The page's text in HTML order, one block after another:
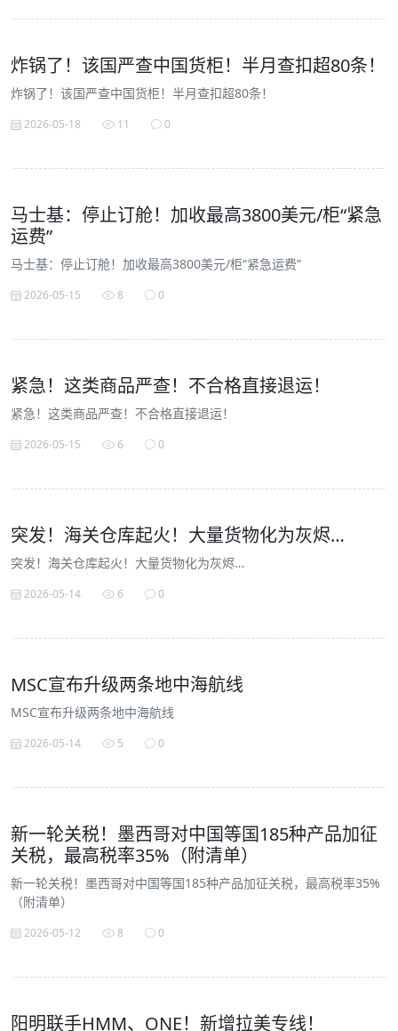
炸锅了！该国严查中国货柜！半月查扣超80条！
炸锅了！该国严查中国货柜！半月查扣超80条！
2026-05-18 11 0
马士基：停止订舱！加收最高3800美元/柜“紧急
运费”
马士基：停止订舱！加收最高3800美元/柜“紧急运费”
2026-05-15 8 0
紧急！这类商品严查！不合格直接退运！
紧急！这类商品严查！不合格直接退运！
2026-05-15 6 0
突发！海关仓库起火！大量货物化为灰烬…
突发！海关仓库起火！大量货物化为灰烬…
2026-05-14 6 0
MSC宣布升级两条地中海航线
MSC宣布升级两条地中海航线
2026-05-14 5 0
新一轮关税！墨西哥对中国等国185种产品加征
关税，最高税率35%（附清单）
新一轮关税！墨西哥对中国等国185种产品加征关税，最高税率35%
（附清单）
2026-05-12 8 0
阳明联手HMM、ONE！新增拉美专线！